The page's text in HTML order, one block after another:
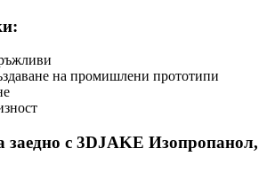
на промишлени прототипи
заедно с 3DJAKE Изопропанол,